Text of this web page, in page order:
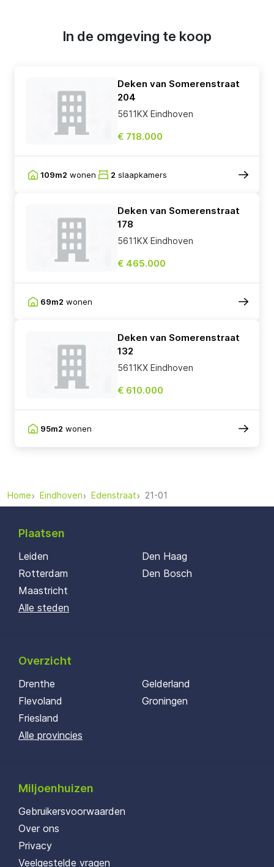
In de omgeving te koop
Deken van Somerenstraat
204
5611KX Eindhoven
€ 718.000
109m2 wonen 2 slaapkamers
Deken van Somerenstraat
178
5611KX Eindhoven
€ 465.000
69m2 wonen
Deken van Somerenstraat
132
5611KX Eindhoven
€ 610.000
95m2 wonen
Home Eindhoven Edenstraat 21-01
Plaatsen
Leiden
Rotterdam
Maastricht
Den Haag
Den Bosch
Alle steden
Overzicht
Drenthe
Flevoland
Friesland
Gelderland
Groningen
Alle provincies
Miljoenhuizen
Gebruikersvoorwaarden
Over ons
Privacy
Veelgestelde vragen